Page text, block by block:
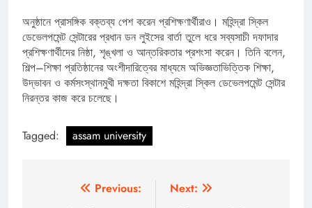
অনুষ্ঠানে প্রাসঙ্গিক বক্তব্য পেশ করেন প্রশিক্ষণার্থীরাও। মহিন্দ্রা স্কিল
ডেভেলপমেন্ট সেন্টারের প্রধান ডন লুইসের বার্তা তুলে ধরে সব্যসাচী দফাদার
প্রশিক্ষণার্থীদের নিষ্ঠা, শৃঙ্খলা ও আন্তরিকতার প্রশংসা করেন। তিনি বলেন,
শিল্প–শিক্ষা প্রতিষ্ঠানের অংশীদারিত্বের মাধ্যমে অভিজ্ঞতাভিত্তিক শিক্ষা,
উদ্ভাবন ও কর্মসংস্থানমুখী দক্ষতা বিকাশে মহিন্দ্রা স্কিল ডেভেলপমেন্ট সেন্টার
নিরন্তর কাজ করে চলেছে।
Tagged: assam university
Previous:
Next: